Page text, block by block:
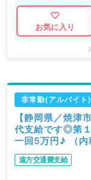
お気に入り
非常勤(アルバイト
【静岡県／焼
代支給です◎第
一回5万円♪ （内
遠方交通費支給